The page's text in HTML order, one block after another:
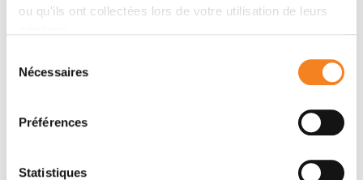
ou qu'ils ont collectées lors de votre utilisation de leurs
Nécessaires
Préférences
Statistiques